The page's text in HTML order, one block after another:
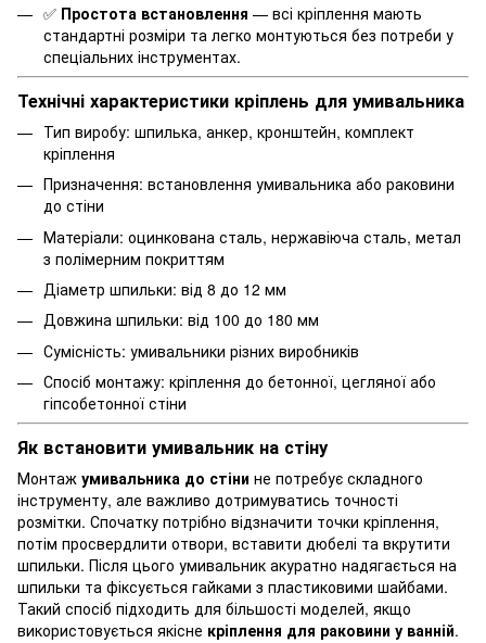
✅ Простота встановлення — всі кріплення мають
стандартні розміри та легко монтуються без потреби у
спеціальних інструментах.
Технічні характеристики кріплень для умивальника
Тип виробу: шпилька, анкер, кронштейн, комплект
кріплення
Призначення: встановлення умивальника або раковини
до стіни
Матеріали: оцинкована сталь, нержавіюча сталь, метал
з полімерним покриттям
Діаметр шпильки: від 8 до 12 мм
Довжина шпильки: від 100 до 180 мм
Сумісність: умивальники різних виробників
Спосіб монтажу: кріплення до бетонної, цегляної або
гіпсобетонної стіни
Як встановити умивальник на стіну
Монтаж умивальника до стіни не потребує складного
інструменту, але важливо дотримуватись точності
розмітки. Спочатку потрібно відзначити точки кріплення,
потім просвердлити отвори, вставити дюбелі та вкрутити
шпильки. Після цього умивальник акуратно надягається на
шпильки та фіксується гайками з пластиковими шайбами.
Такий спосіб підходить для більшості моделей, якщо
використовується якісне кріплення для раковини у ванній.